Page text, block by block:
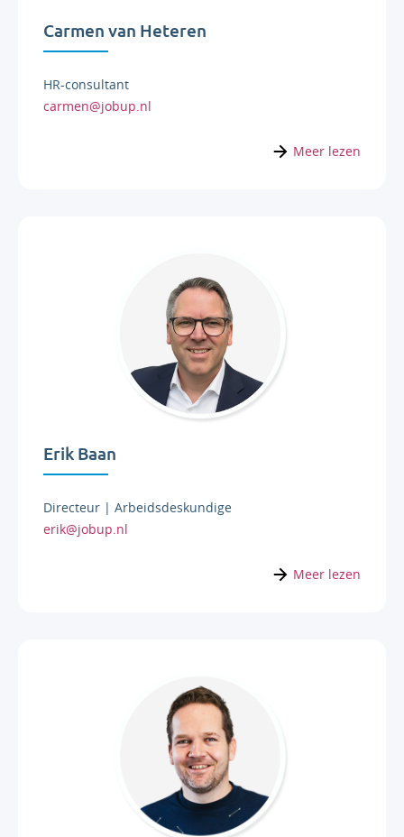
Carmen van Heteren
HR-consultant
carmen@jobup.nl
Meer lezen
Erik Baan
Directeur | Arbeidsdeskundige
erik@jobup.nl
Meer lezen